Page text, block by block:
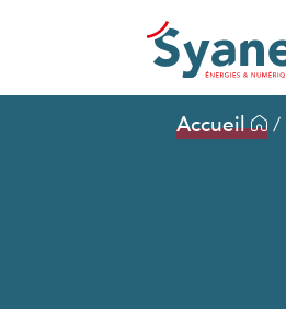
Accueil /